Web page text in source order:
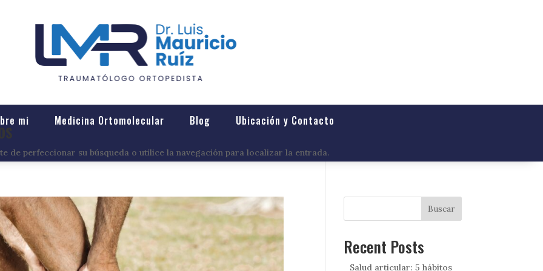
mi Medicina Ortomolecular Blog Ubicación y Contacto
de perfeccionar su búsqueda o utilice la navegación para localizar la entrada.
Buscar
Recent Posts
Salud articular: 5 hábitos